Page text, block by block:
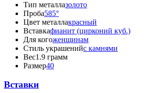
Тип металлазолото
Проба585°
Цвет металлакрасный
Вставкафианит (цирконий куб.)
Для когоженщинам
Стиль украшенийс камнями
Вес1.9 грамм
Размер40
Вставки